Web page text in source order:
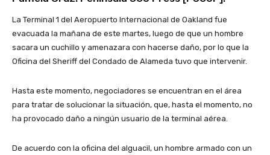
La Terminal 1 del Aeropuerto Internacional de Oakland fue
evacuada la mañana de este martes, luego de que un hombre
sacara un cuchillo y amenazara con hacerse daño, por lo que la
Oficina del Sheriff del Condado de Alameda tuvo que intervenir.
Hasta este momento, negociadores se encuentran en el área
para tratar de solucionar la situación, que, hasta el momento, no
ha provocado daño a ningún usuario de la terminal aérea.
De acuerdo con la oficina del alguacil, un hombre armado con un